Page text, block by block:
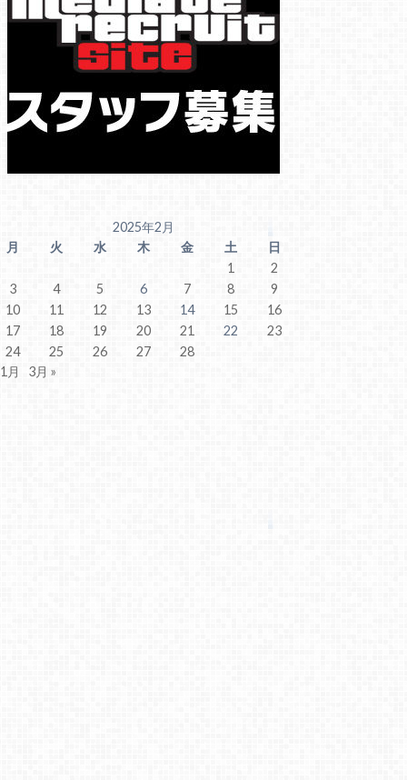
2025年2月
月
火 水 木 金 土
日
1
2
3
4 5 6 7 8
9
10
11 12 13 14 15
16
17
18 19 20 21 22
23
24
25 26 27
28
月
3月 »